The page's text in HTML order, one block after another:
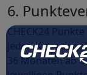
6.
CHECK24
jeden
36 Monaten ab